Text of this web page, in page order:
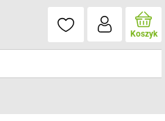
Koszyk